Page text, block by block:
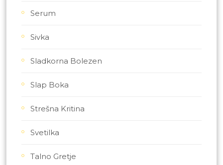
Serum
Sivka
Sladkorna Bolezen
Slap Boka
Strešna Kritina
Svetilka
Talno Gretje